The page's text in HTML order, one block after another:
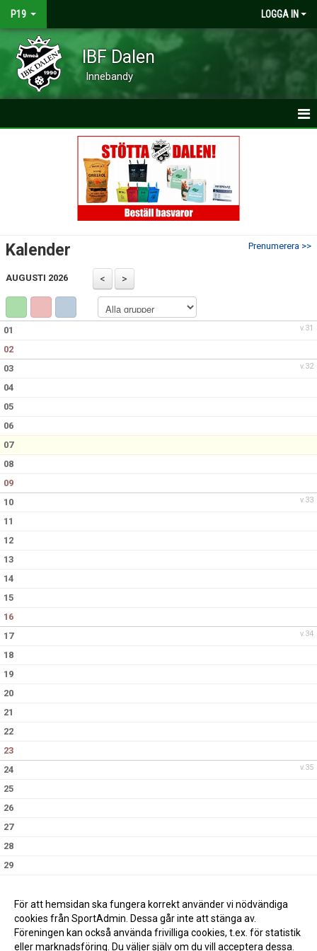
P19 LOGGA IN
IBF Dalen
Innebandy
BILDGALLERI
DOKUMENT
KONTAKT
Prenumerera >>
Kalender
AUGUSTI 2026
v.31
01
02
v.32
03
04
05
06
07
08
09
v.33
10
11
12
13
14
15
16
v.34
17
18
19
20
21
22
23
v.35
24
25
26
27
28
29
För att hemsidan ska fungera korrekt använder vi nödvändiga
cookies från SportAdmin. Dessa går inte att stänga av.
Föreningen kan också använda frivilliga cookies, t.ex. för statistik
eller marknadsföring. Du väljer själv om du vill acceptera dessa.